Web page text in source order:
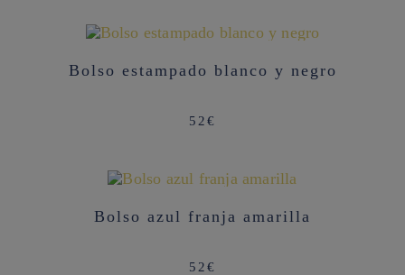
Bolso estampado blanco y negro
52€
Bolso azul franja amarilla
52€